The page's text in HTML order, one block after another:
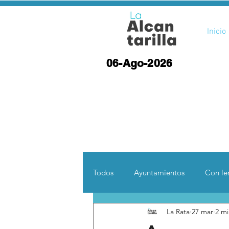
Inicio
06-Ago-2026
Todos Ayuntamientos Con
Desde otras
La Rata 27 mar 2